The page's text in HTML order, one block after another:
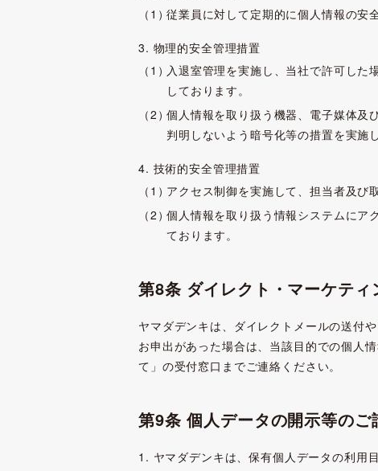
従業員に対して定期的に個人情報の安
3. 物理的安全管理措置
入退室管理を実施し、当社で許可した
しております。
個人情報を取り扱う機器、電子媒体及
判明しないよう暗号化等の措置を実施
4. 技術的安全管理措置
アクセス制御を実施して、担当者及び
個人情報を取り扱う情報システムにア
ております。
第8条 ダイレクト・マーケティ
ヤマダデンキは、ダイレクトメールの送付
お申出があった場合は、当該目的での個人
て」の受付窓口までご連絡ください。
第9条 個人データの開示等のご
1. ヤマダデンキは、保有個人データの利用